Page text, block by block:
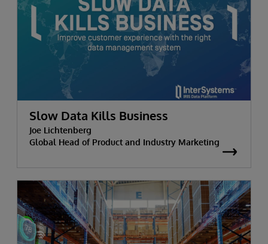
Slow Data Kills Business
Joe Lichtenberg
Global Head of Product and Industry Marketing